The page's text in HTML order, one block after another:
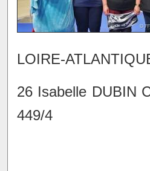
LOIRE-
26 Isabelle DUBIN
449/4